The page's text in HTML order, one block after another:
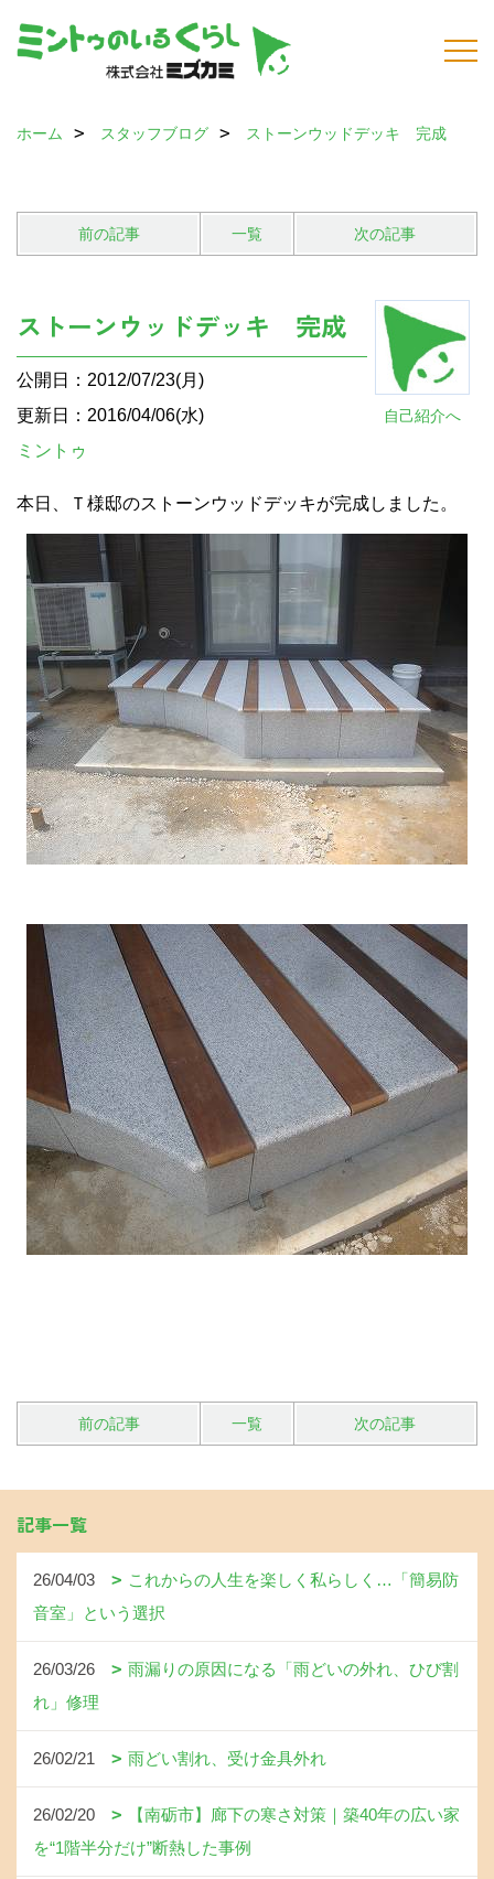
ホーム スタッフブログ ストーンウッドデッキ 完成
前の記事 一覧 次の記事
自己紹介へ
ストーンウッドデッキ 完成
公開日：2012/07/23(月)
更新日：2016/04/06(水)
ミントゥ
本日、Ｔ様邸のストーンウッドデッキが完成しました。
前の記事 一覧 次の記事
記事一覧
26/04/03
これからの人生を楽しく私らしく…「簡易防
音室」という選択
26/03/26
雨漏りの原因になる「雨どいの外れ、ひび割
れ」修理
26/02/21 雨どい割れ、受け金具外れ
26/02/20
【南砺市】廊下の寒さ対策｜築40年の広い家
を“1階半分だけ”断熱した事例